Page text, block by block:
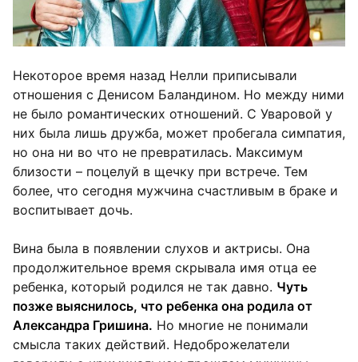
Некоторое время назад Нелли приписывали
отношения с Денисом Баландином. Но между ними
не было романтических отношений. С Уваровой у
них была лишь дружба, может пробегала симпатия,
но она ни во что не превратилась. Максимум
близости – поцелуй в щечку при встрече. Тем
более, что сегодня мужчина счастливым в браке и
воспитывает дочь.
Вина была в появлении слухов и актрисы. Она
продолжительное время скрывала имя отца ее
ребенка, который родился не так давно. Чуть
позже выяснилось, что ребенка она родила от
Александра Гришина. Но многие не понимали
смысла таких действий. Недоброжелатели